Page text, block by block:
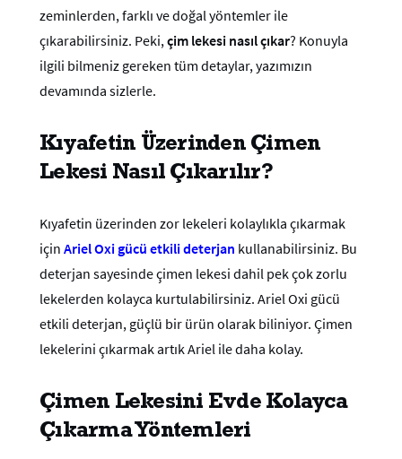
zeminlerden, farklı ve doğal yöntemler ile
çıkarabilirsiniz. Peki,çim lekesi nasıl çıkar? Konuyla
ilgili bilmeniz gereken tüm detaylar, yazımızın
devamında sizlerle.
Kıyafetin Üzerinden Çimen
Lekesi Nasıl Çıkarılır?
Kıyafetin üzerinden zor lekeleri kolaylıkla çıkarmak
için Ariel Oxi gücü etkili deterjan kullanabilirsiniz. Bu
deterjan sayesinde çimen lekesi dahil pek çok zorlu
lekelerden kolayca kurtulabilirsiniz. Ariel Oxi gücü
etkili deterjan, güçlü bir ürün olarak biliniyor. Çimen
lekelerini çıkarmak artık Ariel ile daha kolay.
Çimen Lekesini Evde Kolayca
Çıkarma Yöntemleri